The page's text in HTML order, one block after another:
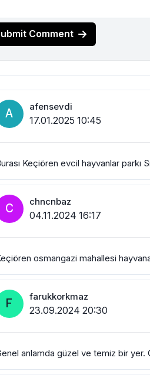
Comment
A afensevdi
17.01.2025 10:45
Keçiören evcil hayvanlar parkı
C chncnbaz
04.11.2024 16:17
osmangazi mahallesi
F farukkorkmaz
23.09.2024 20:30
anlamda güzel ve temiz bir yer.